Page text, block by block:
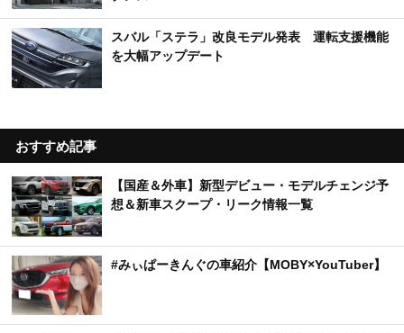
スバル「ステラ」改良モデル発表 運転支援機能
を大幅アップデート
おすすめ記事
【国産＆外車】新型デビュー・モデルチェンジ予
想＆新車スクープ・リーク情報一覧
#みぃぱーきんぐの車紹介【MOBY×YouTuber】